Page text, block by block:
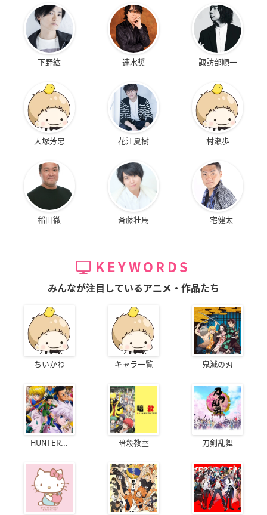
下野紘 速水奨 諏訪部順一
大塚芳忠 花江夏樹 村瀬歩
稲田徹 斉藤壮馬 三宅健太
KEYWORDS
みんなが注目しているアニメ・作品たち
ちいかわ キャラ一覧 鬼滅の刃
HUNTER... 暗殺教室 刀剣乱舞